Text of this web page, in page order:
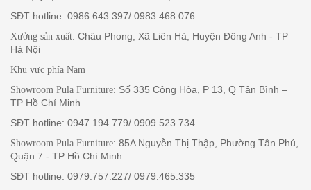
SĐT hotline: 0986.643.397/ 0983.468.076
Xưởng sản xuất: Châu Phong, Xã Liên Hà, Huyện Đông Anh - TP
Hà Nội
Khu vực phía Nam
Showroom Pula Furniture: Số 335 Cộng Hòa, P 13, Q Tân Bình –
TP Hồ Chí Minh
SĐT hotline: 0947.194.779/ 0909.523.734
Showroom Pula Furniture: 85A Nguyễn Thị Thập, Phường Tân Phú,
Quận 7 - TP Hồ Chí Minh
SĐT hotline: 0979.757.227/ 0979.465.335